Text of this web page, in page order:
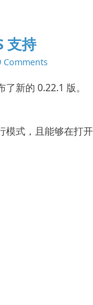
支持
Comments
新的 0.22.1 版。
模式，且能够在打开